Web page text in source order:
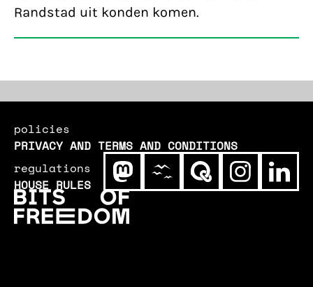
Randstad uit konden komen.
policies
PRIVACY AND TERMS AND CONDITIONS
regulations
HOUSE RULES